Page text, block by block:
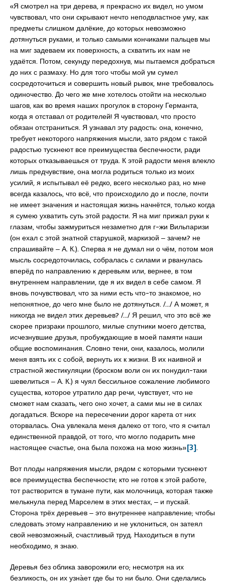
«Я смотрел на три дерева, я прекрасно их видел, но умом
чувствовал, что они скрывают нечто неподвластное уму, как
предметы слишком далёкие, до которых невозможно
дотянуться руками, и только самыми кончиками пальцев мы
на миг задеваем их поверхность, а схватить их нам не
удаётся. Потом, секунду передохнув, мы пытаемся добраться
до них с размаху. Но для того чтобы мой ум сумел
сосредоточиться и совершить новый рывок, мне требовалось
одиночество. До чего же мне хотелось отойти на несколько
шагов, как во время наших прогулок в сторону Германта,
когда я отставал от родителей! Я чувствовал, что просто
обязан отстраниться. Я узнавал эту радость: она, конечно,
требует некоторого напряжения мысли, зато рядом с такой
радостью тускнеют все преимущества беспечности, ради
которых отказываешься от труда. К этой радости меня влекло
лишь предчувствие, она могла родиться только из моих
усилий, я испытывал её редко, всего несколько раз, но мне
всегда казалось, что всё, что происходило до и после, почти
не имеет значения и настоящая жизнь начнётся, только когда
я сумею ухватить суть этой радости. Я на миг прижал руки к
глазам, чтобы зажмуриться незаметно для г-жи Вильпаризи
(он ехал с этой знатной старушкой, маркизой ‒ зачем? не
спрашивайте ‒ А. К.). Сперва я не думал ни о чём, потом моя
мысль сосредоточилась, собралась с силами и рванулась
вперёд по направлению к деревьям или, вернее, в том
внутреннем направлении, где я их видел в себе самом. Я
вновь почувствовал, что за ними есть что-то знакомое, но
непонятное, до чего мне было не дотянуться. /…/ А может, я
никогда не видел этих деревьев? /…/ Я решил, что это всё же
скорее призраки прошлого, милые спутники моего детства,
исчезнувшие друзья, пробуждающие в моей памяти наши
общие воспоминания. Словно тени, они, казалось, молили
меня взять их с собой, вернуть их к жизни. В их наивной и
страстной жестикуляции (броском воли он их понудил-таки
шевелиться ‒ А. К.) я чуял бессильное сожаление любимого
существа, которое утратило дар речи, чувствует, что не
сможет нам сказать, чего оно хочет, а сами мы не в силах
догадаться. Вскоре на пересечении дорог карета от них
оторвалась. Она увлекала меня далеко от того, что я считал
единственной правдой, от того, что могло подарить мне
настоящее счастье, она была похожа на мою жизнь»[3].
Вот плоды напряжения мысли, рядом с которыми тускнеют
все преимущества беспечности; кто не готов к этой работе,
тот растворится в тумане пути, как молочница, которая также
мелькнула перед Марселем в этих местах, ‒ и пускай.
Сторона трёх деревьев ‒ это внутреннее направление; чтобы
следовать этому направлению и не уклониться, он затеял
свой невозможный, счастливый труд. Находиться в пути
необходимо, я знаю.
Деревья без облика заворожили его; несмотря на их
безликость, он их узна̀ет где бы то ни было. Они сделались